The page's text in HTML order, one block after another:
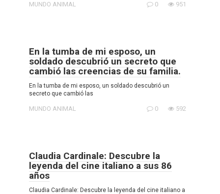
MUNDO ANIMAL 0 951
En la tumba de mi esposo, un
soldado descubrió un secreto que
cambió las creencias de su familia.
En la tumba de mi esposo, un soldado descubrió un
secreto que cambió las
MUNDO ANIMAL 0 592
Claudia Cardinale: Descubre la
leyenda del cine italiano a sus 86
años
Claudia Cardinale: Descubre la leyenda del cine italiano a